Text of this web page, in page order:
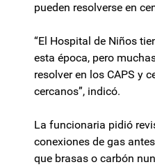
pueden resolverse en
“El Hospital de Niños
esta época, pero
resolver en los CAPS y
cercanos”, indicó.
La funcionaria pidió
conexiones de gas
que brasas o carbón